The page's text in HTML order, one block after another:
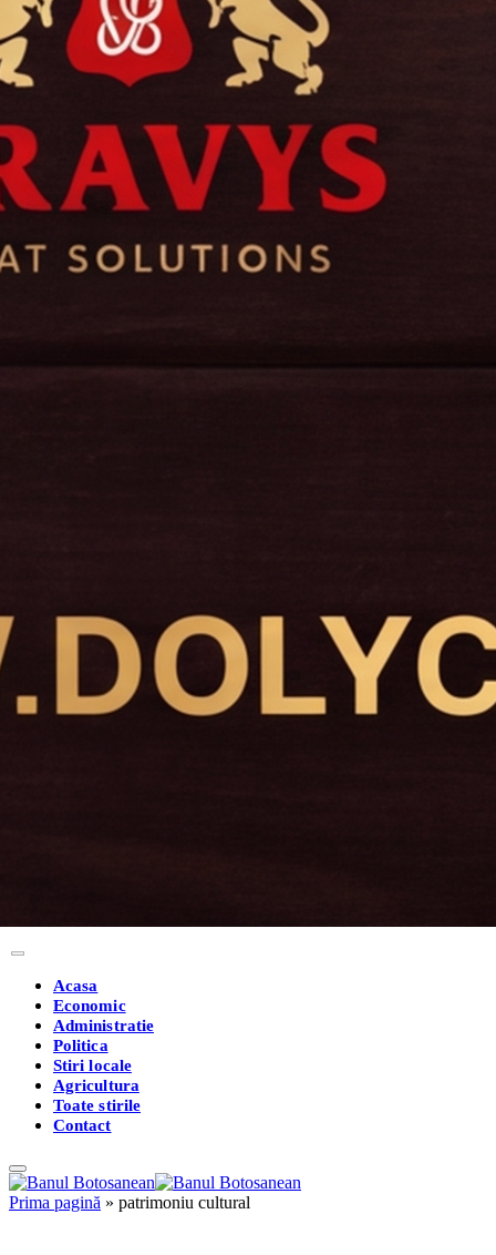
Acasa
Economic
Administratie
Politica
Stiri locale
Agricultura
Toate stirile
Contact
Prima pagină » patrimoniu cultural